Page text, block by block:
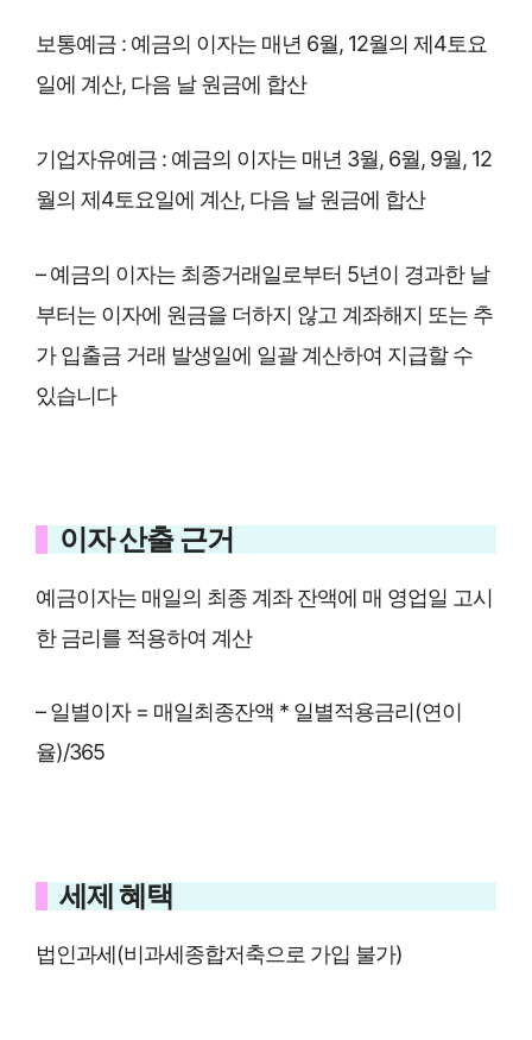
보통예금 : 예금의 이자는 매년 6월, 12월의 제4토요
일에 계산, 다음 날 원금에 합산
기업자유예금 : 예금의 이자는 매년 3월, 6월, 9월, 12
월의 제4토요일에 계산, 다음 날 원금에 합산
– 예금의 이자는 최종거래일로부터 5년이 경과한 날
부터는 이자에 원금을 더하지 않고 계좌해지 또는 추
가 입출금 거래 발생일에 일괄 계산하여 지급할 수
있습니다
이자 산출 근거
예금이자는 매일의 최종 계좌 잔액에 매 영업일 고시
한 금리를 적용하여 계산
– 일별이자 = 매일최종잔액 * 일별적용금리(연이
율)/365
세제 혜택
법인과세(비과세종합저축으로 가입 불가)